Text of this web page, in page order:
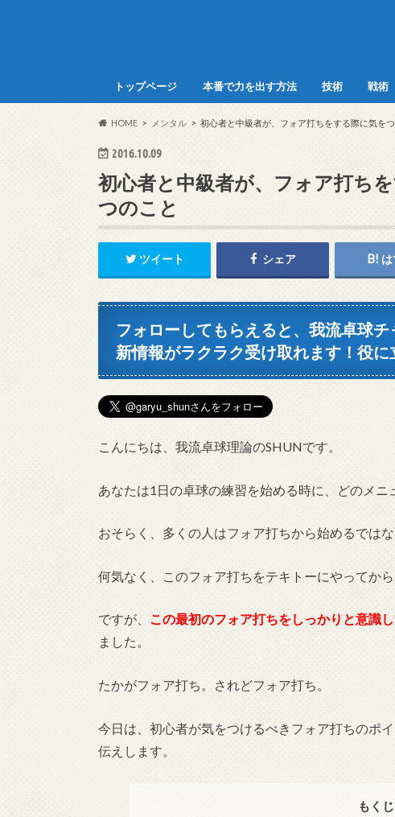
トップページ 本番で力を出す方法 技術 戦術
HOME メンタル 初心者と中級者が、フォア打ちをする際に気を
2016.10.09
初心者と中級者が、フォア打ち
つのこと
ツイート シェア
フォローしてもらえると、我流卓球
新情報がラクラク受け取れます！役に
こんにちは、我流卓球理論のSHUNです。
あなたは1日の卓球の練習を始める時に、どのメニ
おそらく、多くの人はフォア打ちから始めるでは
何気なく、このフォア打ちをテキトーにやってから
ですが、 この最初のフォア打ちをしっかりと意識
ました。
たかがフォア打ち。されどフォア打ち。
今日は、初心者が気をつけるべきフォア打ちのポ
伝えします。
もくじ